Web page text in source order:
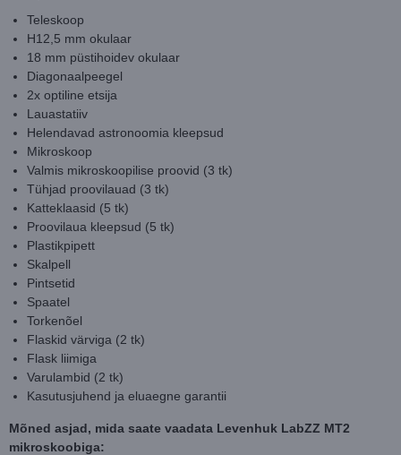
Teleskoop
H12,5 mm okulaar
18 mm püstihoidev okulaar
Diagonaalpeegel
2x optiline etsija
Lauastatiiv
Helendavad astronoomia kleepsud
Mikroskoop
Valmis mikroskoopilise proovid (3 tk)
Tühjad proovilauad (3 tk)
Katteklaasid (5 tk)
Proovilaua kleepsud (5 tk)
Plastikpipett
Skalpell
Pintsetid
Spaatel
Torkenõel
Flaskid värviga (2 tk)
Flask liimiga
Varulambid (2 tk)
Kasutusjuhend ja eluaegne garantii
Mõned asjad, mida saate vaadata Levenhuk LabZZ MT2
mikroskoobiga: